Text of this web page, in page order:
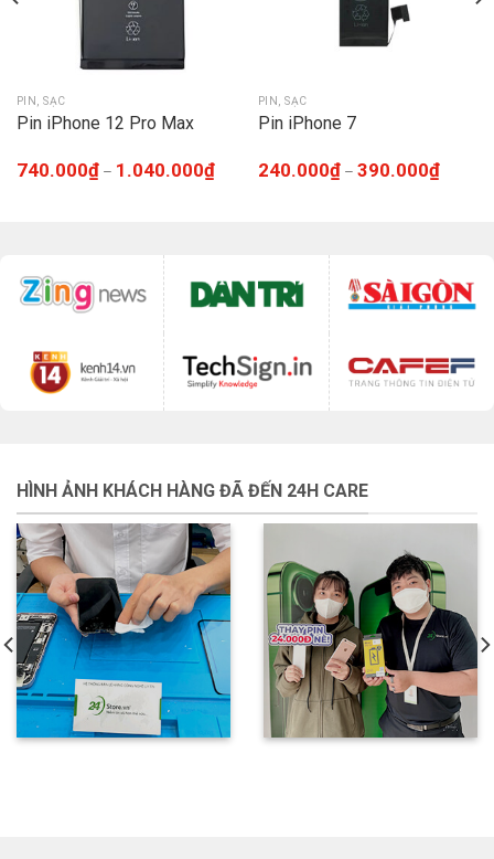
PIN, SẠC
Pin iPhone 12 Pro Max
740.000₫– 1.040.000₫
PIN, SẠC
Pin iPhone 7
240.000₫– 390.000₫
HÌNH ẢNH KHÁCH HÀNG ĐÃ ĐẾN 24H CARE